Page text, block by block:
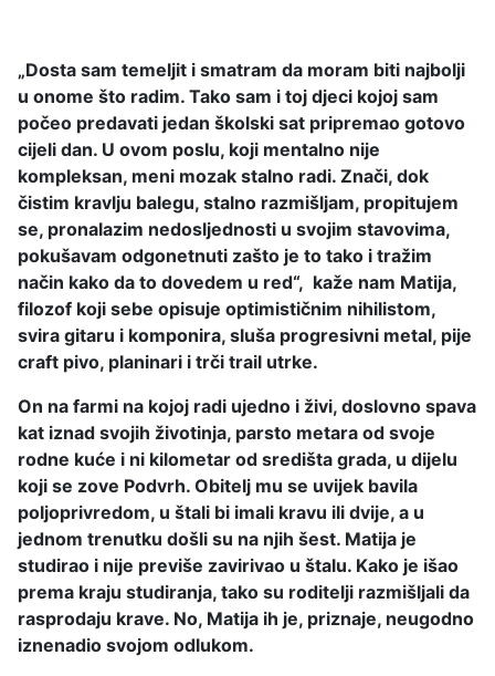
„Dosta sam temeljit i smatram da moram biti najbolji
u onome što radim. Tako sam i toj djeci kojoj sam
počeo predavati jedan školski sat pripremao gotovo
cijeli dan. U ovom poslu, koji mentalno nije
kompleksan, meni mozak stalno radi. Znači, dok
čistim kravlju balegu, stalno razmišljam, propitujem
se, pronalazim nedosljednosti u svojim stavovima,
pokušavam odgonetnuti zašto je to tako i tražim
način kako da to dovedem u red“, kaže nam Matija,
filozof koji sebe opisuje optimističnim nihilistom,
svira gitaru i komponira, sluša progresivni metal, pije
craft pivo, planinari i trči trail utrke.
On na farmi na kojoj radi ujedno i živi, doslovno spava
kat iznad svojih životinja, parsto metara od svoje
rodne kuće i ni kilometar od središta grada, u dijelu
koji se zove Podvrh. Obitelj mu se uvijek bavila
poljoprivredom, u štali bi imali kravu ili dvije, a u
jednom trenutku došli su na njih šest. Matija je
studirao i nije previše zavirivao u štalu. Kako je išao
prema kraju studiranja, tako su roditelji razmišljali da
rasprodaju krave. No, Matija ih je, priznaje, neugodno
iznenadio svojom odlukom.